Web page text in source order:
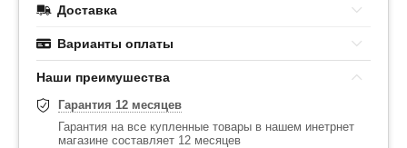
Доставка
Варианты оплаты
Наши преимушества
Гарантия 12 месяцев
Гарантия на все купленные товары в нашем инетрнет
магазине составляет 12 месяцев